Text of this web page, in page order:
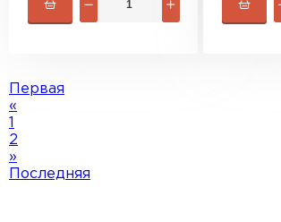
Первая
«
2
»
Последняя